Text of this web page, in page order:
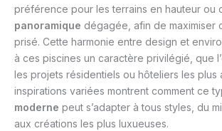
préférence pour les terrains en hauteur ou
panoramique dégagée, afin de maximiser
prisé. Cette harmonie entre design et
à ces piscines un caractère privilégié, que
les projets résidentiels ou hôteliers les plus
inspirations variées montrent comment ce
moderne peut s’adapter à tous styles, du
aux créations les plus luxueuses.